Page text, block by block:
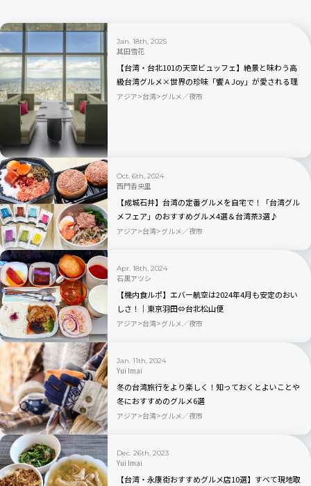
Jan. 18th, 2025
其田雪花
【台湾・台北101の天空ビュッフェ】絶景と味わう高
級台湾グルメ×世界の珍味「饗 A Joy」が愛される理
由
アジア 台湾 グルメ／夜市
Oct. 6th, 2024
西門香央里
【成城石井】台湾の定番グルメを自宅で！「台湾グル
メフェア」のおすすめグルメ4選＆台湾茶3選♪
アジア 台湾 グルメ／夜市
Apr. 18th, 2024
石黒アツシ
【機内食ルポ】エバー航空は2024年4月も安定のおい
しさ！｜東京羽田⇔台北松山便
アジア 台湾 グルメ／夜市
Jan. 11th, 2024
Yui Imai
冬の台湾旅行をより楽しく！知っておくとよいことや
冬におすすめのグルメ6選
アジア 台湾 グルメ／夜市
Dec. 26th, 2023
Yui Imai
【台湾・永康街おすすめグルメ店10選】すべて現地取